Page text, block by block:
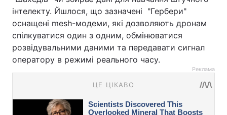
інтелекту. Йшлося, що зазначені "Гербери"
оснащені mesh-модеми, які дозволяють дронам
спілкуватися один з одним, обмінюватися
розвідувальними даними та передавати сигнал
оператору в режимі реального часу.
Реклама